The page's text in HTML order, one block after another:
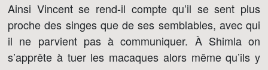
Ainsi Vincent se rend-il compte qu’il se sent plus
proche des singes que de ses semblables, avec qui
il ne parvient pas à communiquer. À Shimla on
s’apprête à tuer les macaques alors même qu’ils y